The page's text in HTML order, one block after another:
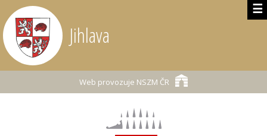
☰
Jihlava
Web provozuje NSZM ČR